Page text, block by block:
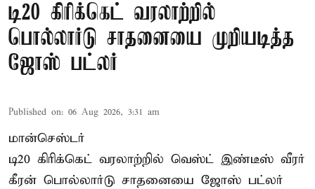
டி20 கிரிக்கெட் வரலாற்றில்
பொல்லார்டு சாதனையை முறியடித்த
ஜோஸ் பட்லர்
Published on: 06 Aug 2026, 3:31 am
மான்செஸ்டர்
டி20 கிரிக்கெட் வரலாற்றில் வெஸ்ட் இண்டீஸ் வீரர்
கீரன் பொல்லார்டு சாதனையை ஜோஸ் பட்லர்